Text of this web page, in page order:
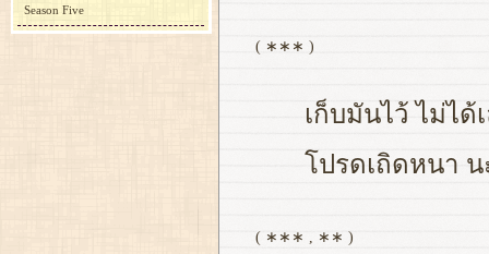
( ∗∗∗ )
เก็บมันไว้ ไม่ได้
โปรดเถิดหนา น
( ∗∗∗ , ∗∗ )
Season Five